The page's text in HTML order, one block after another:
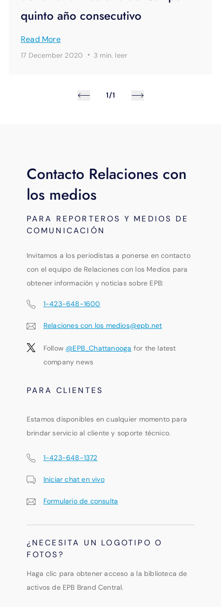
quinto año consecutivo
Read More
17 December 2020 · 3 min. leer
1/1
Contacto Relaciones con
los medios
PARA REPORTEROS Y MEDIOS DE
COMUNICACIÓN
Invitamos a los periodistas a ponerse en contacto
con el equipo de Relaciones con los Medios para
obtener información y noticias sobre EPB:
1-423-648-1600
Relaciones con los medios@epb.net
Follow @EPB_Chattanooga for the latest
company news
PARA CLIENTES
Estamos disponibles en cualquier momento para
brindar servicio al cliente y soporte técnico.
1-423-648-1372
Iniciar chat en vivo
Formulario de consulta
¿NECESITA UN LOGOTIPO O
FOTOS?
Haga clic para obtener acceso a la biblioteca de
activos de EPB Brand Central.